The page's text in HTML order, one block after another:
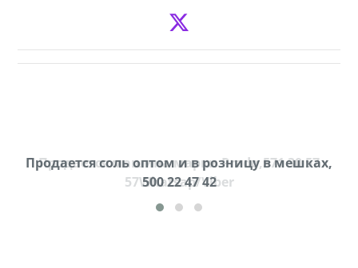
Продается машина марки Prado,571 30 57
57Whatsap/Viber
Продается соль оптом и в розницу в мешках,
500 22 47 42